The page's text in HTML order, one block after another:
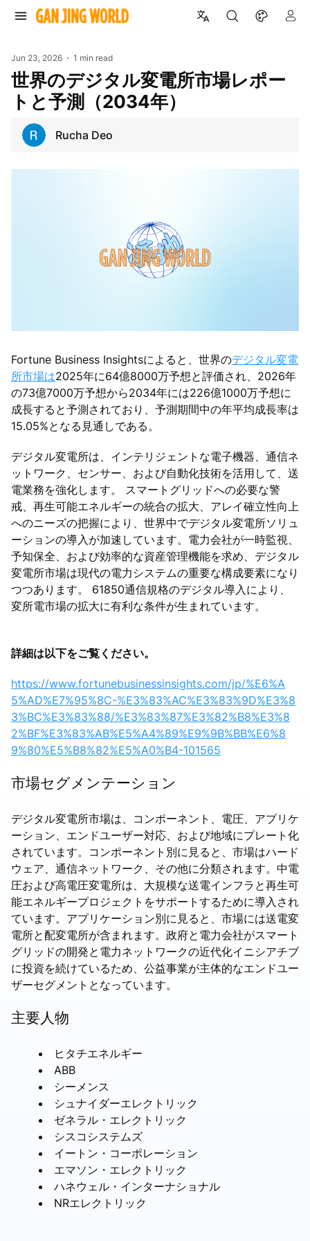
Jun 23, 2026 1 min read
世界のデジタル変電所市場レポー
トと予測（2034年）
Rucha Deo
Fortune Business Insightsによると、世界のデジタル変電
所市場は2025年に64億8000万予想と評価され、2026年
の73億7000万予想から2034年には226億1000万予想に
成長すると予測されており、予測期間中の年平均成長率は
15.05%となる見通しである。
デジタル変電所は、インテリジェントな電子機器、通信ネ
ットワーク、センサー、および自動化技術を活用して、送
電業務を強化します。 スマートグリッドへの必要な警
戒、再生可能エネルギーの統合の拡大、アレイ確立性向上
へのニーズの把握により、世界中でデジタル変電所ソリュ
ーションの導入が加速しています。電力会社が一時監視、
予知保全、および効率的な資産管理機能を求め、デジタル
変電所市場は現代の電力システムの重要な構成要素になり
つつあります。 61850通信規格のデジタル導入により、
変所電市場の拡大に有利な条件が生まれています。
詳細は以下をご覧ください。
https://www.fortunebusinessinsights.com/jp/%E6%A
5%AD%E7%95%8C-%E3%83%AC%E3%83%9D%E3%8
3%BC%E3%83%88/%E3%83%87%E3%82%B8%E3%8
2%BF%E3%83%AB%E5%A4%89%E9%9B%BB%E6%8
9%80%E5%B8%82%E5%A0%B4-101565
市場セグメンテーション
デジタル変電所市場は、コンポーネント、電圧、アプリケ
ーション、エンドユーザー対応、および地域にプレート化
されています。コンポーネント別に見ると、市場はハード
ウェア、通信ネットワーク、その他に分類されます。中電
圧および高電圧変電所は、大規模な送電インフラと再生可
能エネルギープロジェクトをサポートするために導入され
ています。アプリケーション別に見ると、市場には送電変
電所と配変電所が含まれます。政府と電力会社がスマート
グリッドの開発と電力ネットワークの近代化イニシアチブ
に投資を続けているため、公益事業が主体的なエンドユー
ザーセグメントとなっています。
主要人物
ヒタチエネルギー
ABB
シーメンス
シュナイダーエレクトリック
ゼネラル・エレクトリック
シスコシステムズ
イートン・コーポレーション
エマソン・エレクトリック
ハネウェル・インターナショナル
NRエレクトリック